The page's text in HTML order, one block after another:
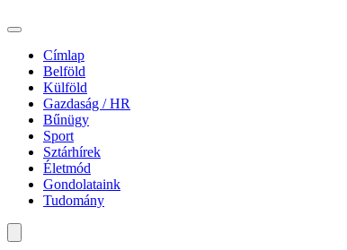
Címlap
Belföld
Külföld
Gazdaság / HR
Bűnügy
Sport
Sztárhírek
Életmód
Gondolataink
Tudomány